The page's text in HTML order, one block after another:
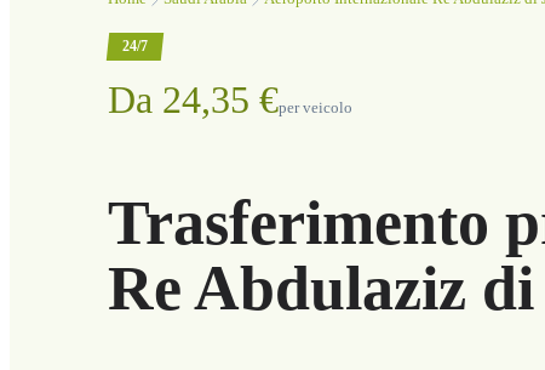
24/7
Da 24,35 €per veicolo
Trasferimento
Re Abdulaziz